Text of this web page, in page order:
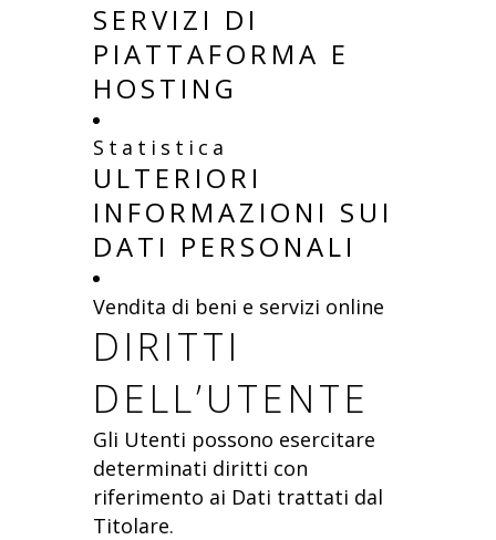
SERVIZI DI
PIATTAFORMA E
HOSTING
Statistica
ULTERIORI
INFORMAZIONI SUI
DATI PERSONALI
Vendita di beni e servizi online
DIRITTI
DELL’UTENTE
Gli Utenti possono esercitare
determinati diritti con
riferimento ai Dati trattati dal
Titolare.